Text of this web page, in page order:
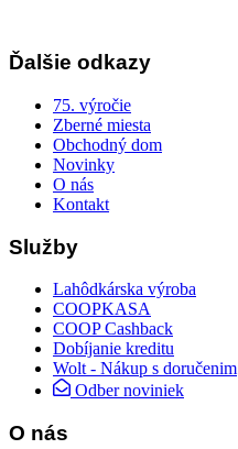
Ďalšie odkazy
75. výročie
Zberné miesta
Obchodný dom
Novinky
O nás
Kontakt
Služby
Lahôdkárska výroba
COOPKASA
COOP Cashback
Dobíjanie kreditu
Wolt - Nákup s doručenim
Odber noviniek
O nás